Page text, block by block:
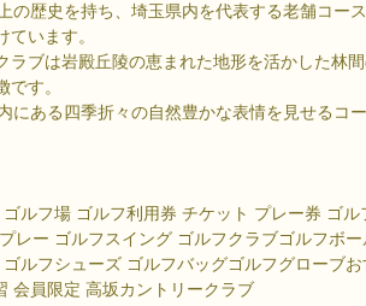
の歴史を持ち、埼玉県内を代表する老舗コー
ています。
ラブは岩殿丘陵の恵まれた地形を活かした林
です。
にある四季折々の自然豊かな表情を見せるコ
ルフ場 ゴルフ利用券 チケット プレー券 ゴル
レー ゴルフスイング ゴルフクラブゴルフボー
ルフシューズ ゴルフバッグゴルフグローブお
会員限定 高坂カントリークラブ